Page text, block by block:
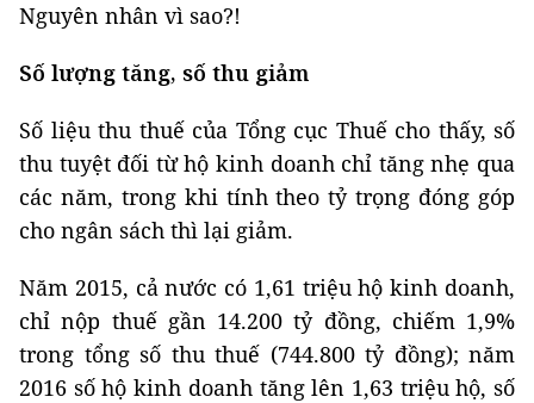
Nguyên nhân vì sao?!
Số lượng tăng, số thu giảm
Số liệu thu thuế của Tổng cục Thuế cho thấy, số
thu tuyệt đối từ hộ kinh doanh chỉ tăng nhẹ qua
các năm, trong khi tính theo tỷ trọng đóng góp
cho ngân sách thì lại giảm.
Năm 2015, cả nước có 1,61 triệu hộ kinh doanh,
chỉ nộp thuế gần 14.200 tỷ đồng, chiếm 1,9%
trong tổng số thu thuế (744.800 tỷ đồng); năm
2016 số hộ kinh doanh tăng lên 1,63 triệu hộ, số